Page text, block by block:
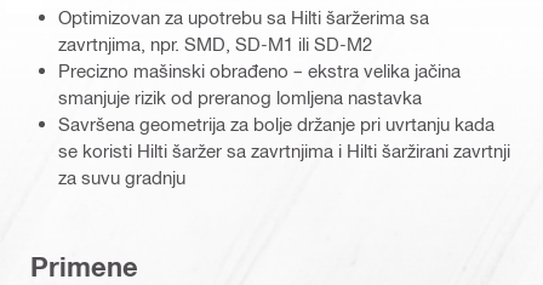
Optimizovan za upotrebu sa Hilti šaržerima sa
zavrtnjima, npr. SMD, SD-M1 ili SD-M2
Precizno mašinski obrađeno – ekstra velika jačina
smanjuje rizik od preranog lomljena nastavka
Savršena geometrija za bolje držanje pri uvrtanju kada
se koristi Hilti šaržer sa zavrtnjima i Hilti šaržirani zavrtnji
za suvu gradnju
Primene